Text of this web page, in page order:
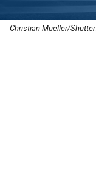
Christian Mueller/